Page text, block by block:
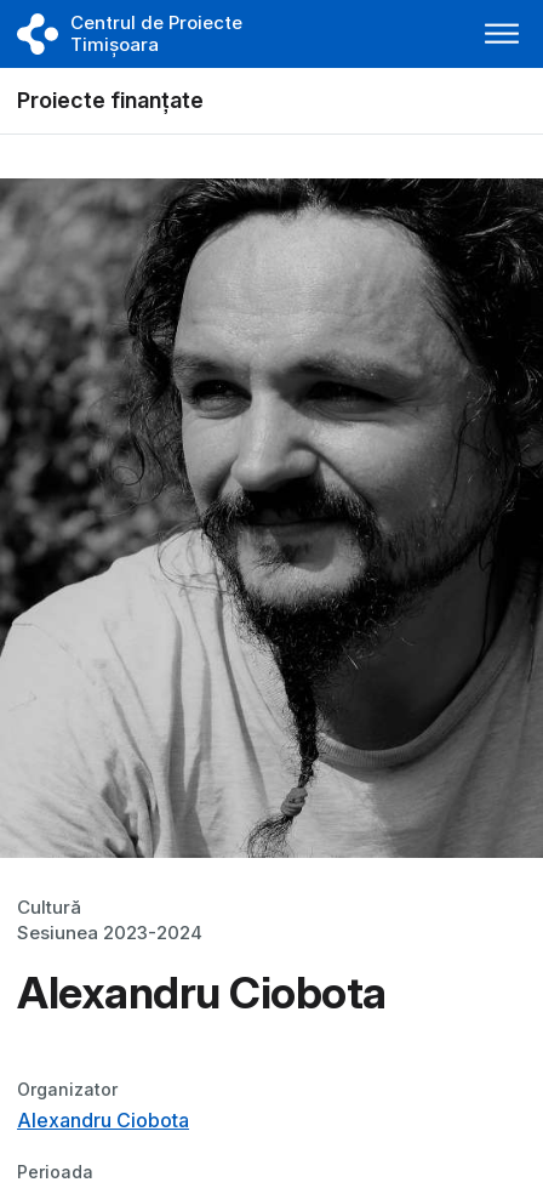
Centrul de Proiecte
Timișoara
Proiecte finanțate
Cultură
Sesiunea 2023-2024
Alexandru Ciobota
Organizator
Alexandru Ciobota
Perioada